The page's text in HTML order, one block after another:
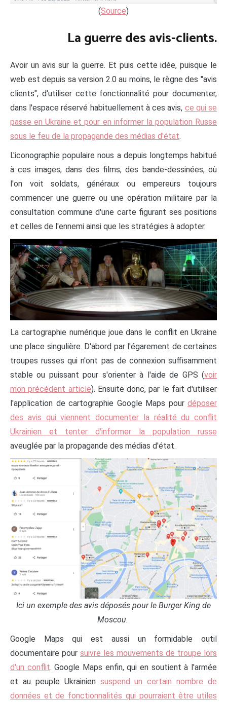
(Source)
La guerre des avis-clients.
Avoir un avis sur la guerre. Et puis cette idée, puisque le
web est depuis sa version 2.0 au moins, le règne des "avis
clients", d'utiliser cette fonctionnalité pour documenter,
dans l'espace réservé habituellement à ces avis, ce qui se
passe en Ukraine et pour en informer la population Russe
sous le feu de la propagande des médias d'état.
L'iconographie populaire nous a depuis longtemps habitué
à ces images, dans des films, des bande-dessinées, où
l'on voit soldats, généraux ou empereurs toujours
commencer une guerre ou une opération militaire par la
consultation commune d'une carte figurant ses positions
et celles de l'ennemi ainsi que les stratégies à adopter.
La cartographie numérique joue dans le conflit en Ukraine
une place singulière. D'abord par l'égarement de certaines
troupes russes qui n'ont pas de connexion suffisamment
stable ou puissant pour s'orienter à l'aide de GPS (voir
mon précédent article). Ensuite donc, par le fait d'utiliser
l'application de cartographie Google Maps pour déposer
des avis qui viennent documenter la réalité du conflit
Ukrainien et tenter d'informer la population russe
aveuglée par la propagande des médias d'état.
Ici un exemple des avis déposés pour le Burger King de
Moscou.
Google Maps qui est aussi un formidable outil
documentaire pour suivre les mouvements de troupe lors
d'un conflit. Google Maps enfin, qui en soutient à l'armée
et au peuple Ukrainien suspend un certain nombre de
données et de fonctionnalités qui pourraient être utiles